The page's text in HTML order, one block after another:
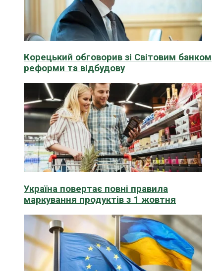
Корецький обговорив зі Світовим банком
реформи та відбудову
Україна повертає повні правила
маркування продуктів з 1 жовтня